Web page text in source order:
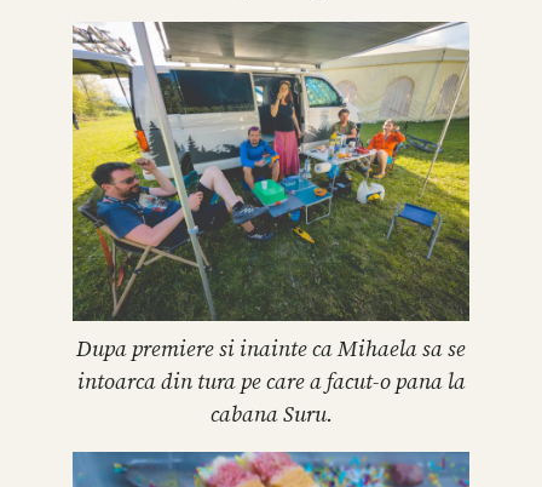
Dupa premiere si inainte ca Mihaela sa se
intoarca din tura pe care a facut-o pana la
cabana Suru.